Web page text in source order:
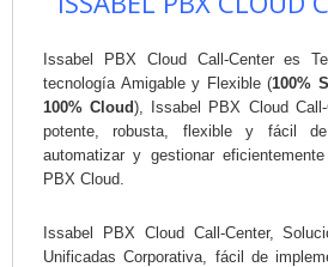
Issabel PBX Cloud Call-Center es
tecnología Amigable y Flexible (100%
100% Cloud), Issabel PBX Cloud
potente, robusta, flexible y fácil
automatizar y gestionar
PBX Cloud.
Issabel PBX Cloud Call-Center,
Unificadas Corporativa, fácil de